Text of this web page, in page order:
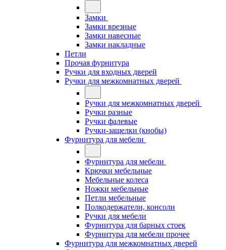
Замки
Замки врезные
Замки навесные
Замки накладные
Петли
Прочая фурнитура
Ручки для входных дверей
Ручки для межкомнатных дверей
Ручки для межкомнатных дверей
Ручки разные
Ручки фалевые
Ручки-защелки (кнобы)
Фурнитура для мебели
Фурнитура для мебели
Крючки мебельные
Мебельные колеса
Ножки мебельные
Петли мебельные
Полкодержатели, консоли
Ручки для мебели
Фурнитура для барных стоек
Фурнитура для мебели прочее
Фурнитура для межкомнатных дверей